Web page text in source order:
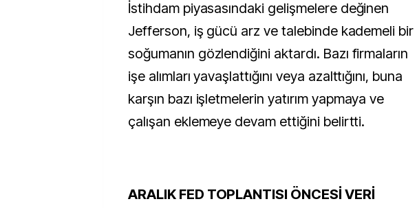
İstihdam piyasasındaki gelişmelere değinen
Jefferson, iş gücü arz ve talebinde kademeli bir
soğumanın gözlendiğini aktardı. Bazı firmaların
işe alımları yavaşlattığını veya azalttığını, buna
karşın bazı işletmelerin yatırım yapmaya ve
çalışan eklemeye devam ettiğini belirtti.
ARALIK FED TOPLANTISI ÖNCESİ VERİ